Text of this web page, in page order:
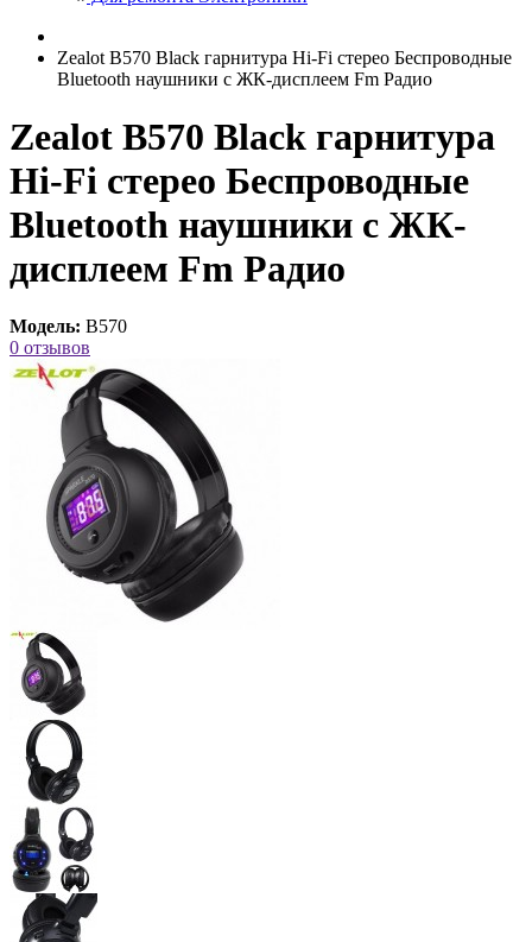
Zealot B570 Black гарнитура Hi-Fi стерео Беспроводные
Bluetooth наушники с ЖК-дисплеем Fm Радио
Zealot B570 Black гарнитура
Hi-Fi стерео Беспроводные
Bluetooth наушники с ЖК-
дисплеем Fm Радио
Модель: B570
0 отзывов